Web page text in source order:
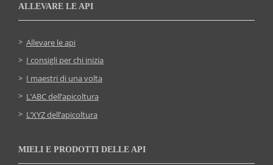
ALLEVARE LE API
Allevare le api
I consigli per chi inizia
I maestri di una volta
L’ABC dell’apicoltura
L’XYZ dell’apicoltura
MIELI E PRODOTTI DELLE API